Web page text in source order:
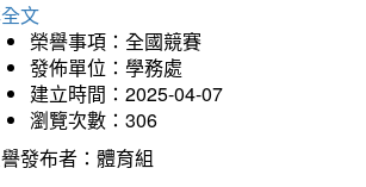
文
榮譽事項：全國競賽
發佈單位：學務處
建立時間：2025-04-07
瀏覽次數：306
發布者：體育組